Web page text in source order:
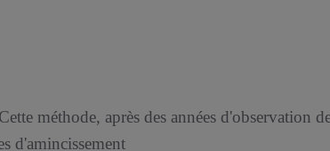
méthode, après des années d'observation
d'amincissement